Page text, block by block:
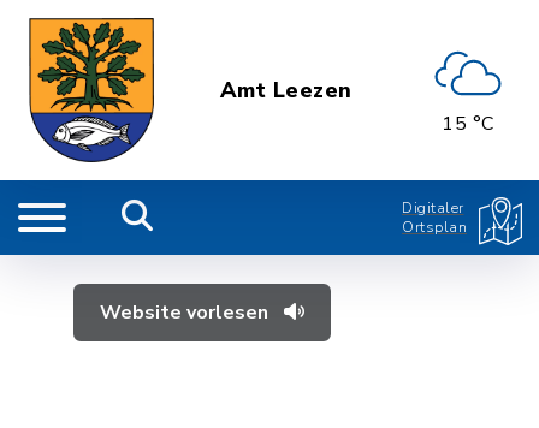
Amt Leezen
15 °C
Digitaler
Ortsplan
Website vorlesen